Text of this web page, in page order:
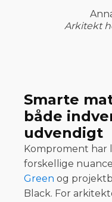
Arkitekt
Smarte
både
udvendigt
Komproment har
forskellige
Green og
Black. For